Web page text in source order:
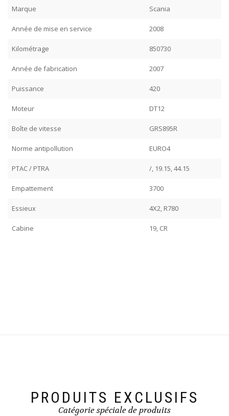
Marque Scania
Année de mise en service 2008
Kilométrage 850730
Année de fabrication 2007
Puissance 420
Moteur DT12
Boîte de vitesse GRS895R
Norme antipollution EURO4
PTAC / PTRA /, 19.15, 44.15
Empattement 3700
Essieux 4X2, R780
Cabine 19, CR
PRODUITS EXCLUSIFS
Catégorie spéciale de produits